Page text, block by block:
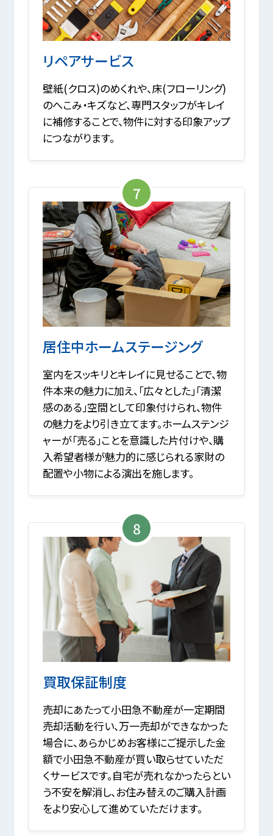
リペアサービス
壁紙(クロス)のめくれや、床(フローリング)
のへこみ・キズなど、専門スタッフがキレイ
に補修することで、物件に対する印象アップ
につながります。
7
居住中ホームステージング
室内をスッキリとキレイに見せることで、物
件本来の魅力に加え、「広々とした」「清潔
感のある」空間として印象付けられ、物件
の魅力をより引き立てます。ホームステンジ
ャーが「売る」ことを意識した片付けや、購
入希望者様が魅力的に感じられる家財の
配置や小物による演出を施します。
8
買取保証制度
売却にあたって小田急不動産が一定期間
売却活動を行い、万一売却ができなかった
場合に、あらかじめお客様にご提示した金
額で小田急不動産が買い取らせていただ
くサービスです。自宅が売れなかったらとい
う不安を解消し、お住み替えのご購入計画
をより安心して進めていただけます。